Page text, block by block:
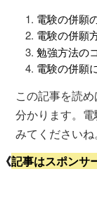
電験の併願
電験の併願
勉強方法の
電験の併願
この記事を読
分かります。
みてくださいね。
《記事はスポンサ